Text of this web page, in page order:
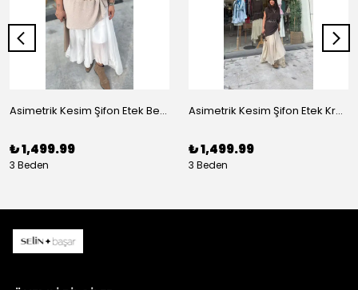
Asimetrik Kesim Şifon Etek Beyaz
₺ 1,499.99
3 Beden
Asimetrik Kesim Şifon Etek Krem
₺ 1,499.99
3 Beden